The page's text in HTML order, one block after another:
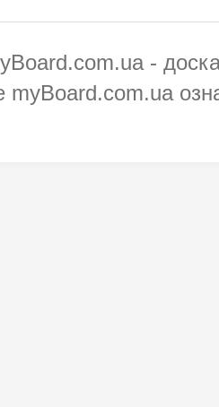
-
myBoard.com.ua